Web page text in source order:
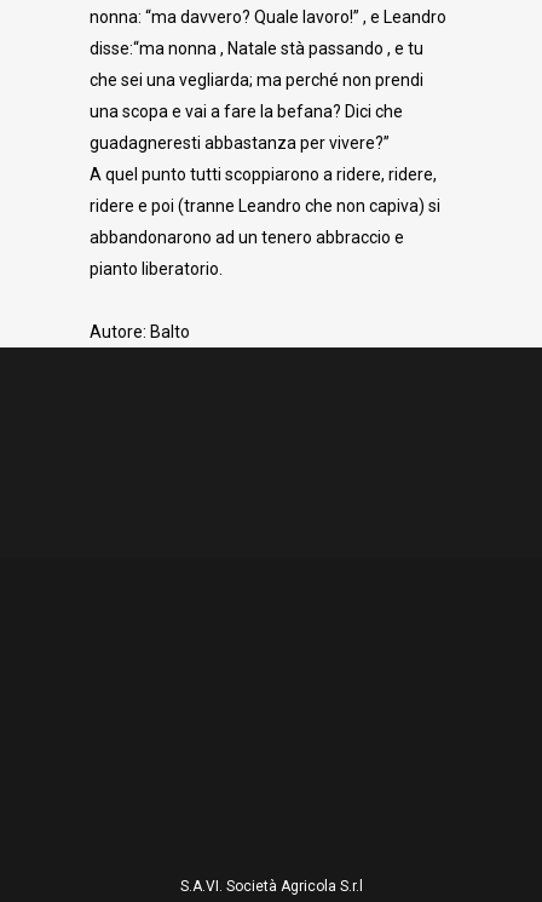
nonna: “ma davvero? Quale lavoro!” , e Leandro
disse:“ma nonna , Natale stà passando , e tu
che sei una vegliarda; ma perché non prendi
una scopa e vai a fare la befana? Dici che
guadagneresti abbastanza per vivere?”
A quel punto tutti scoppiarono a ridere, ridere,
ridere e poi (tranne Leandro che non capiva) si
abbandonarono ad un tenero abbraccio e
pianto liberatorio.
Autore: Balto
S.A.VI. Società Agricola S.r.l